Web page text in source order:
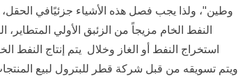
وطين"، ولذا يجب فصل هذه الأشياء جزئيًافي
النفط الخام مزيجاً من الزئبق الأولي
استخراج النفط أو الغاز وخلال ​يتم إنتاج